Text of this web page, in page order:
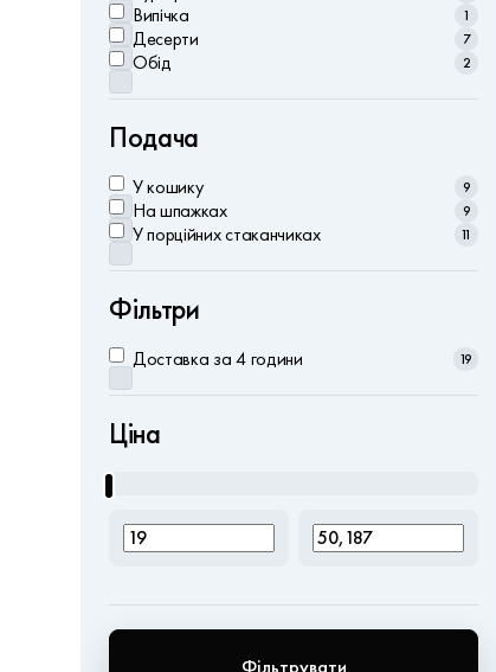
Випічка 1
Десерти 7
Обід 2
Подача
У кошику 9
На шпажках 9
У порційних стаканчиках 11
Фільтри
Доставка за 4 години 19
Ціна
Фільтрувати